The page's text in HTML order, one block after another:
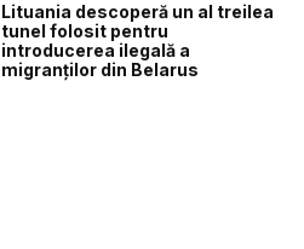
Lituania descoperă un al treilea
tunel folosit pentru
introducerea ilegală a
migranților din Belarus